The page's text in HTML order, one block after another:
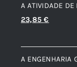
A ATIVIDADE DE
O
original
era:
23,85€
atual
é:
A ENGENHARIA